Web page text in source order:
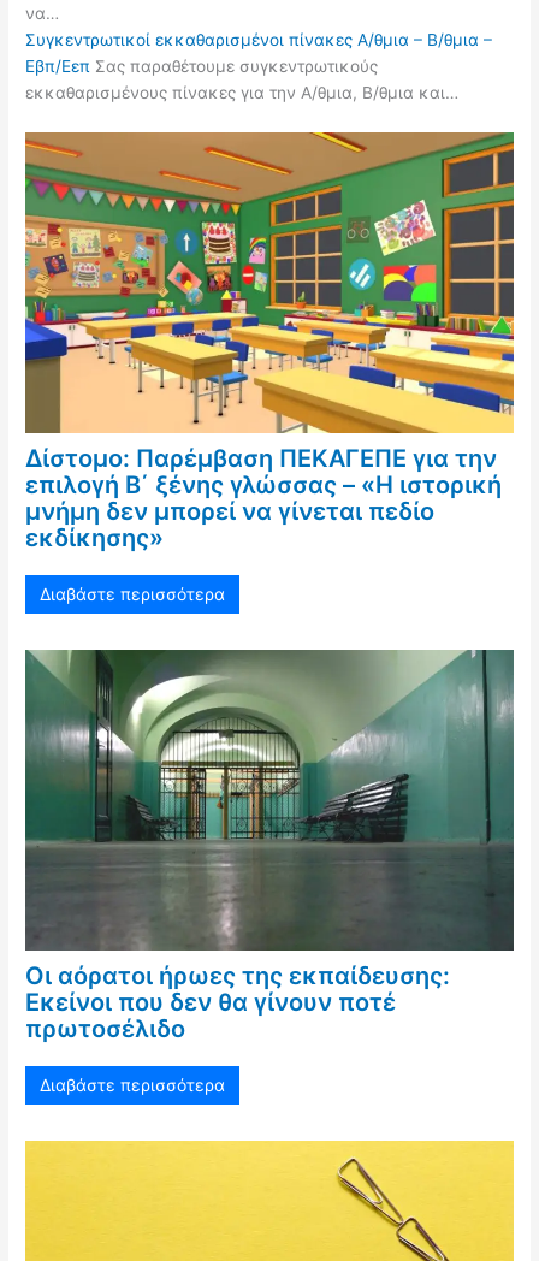
να…
Συγκεντρωτικοί εκκαθαρισμένοι πίνακες Α/θμια – Β/θμια –
Εβπ/Εεπ Σας παραθέτουμε συγκεντρωτικούς
εκκαθαρισμένους πίνακες για την Α/θμια, Β/θμια και…
Δίστομο: Παρέμβαση ΠΕΚΑΓΕΠΕ για την
επιλογή Β΄ ξένης γλώσσας – «Η ιστορική
μνήμη δεν μπορεί να γίνεται πεδίο
εκδίκησης»
Διαβάστε περισσότερα
Οι αόρατοι ήρωες της εκπαίδευσης:
Εκείνοι που δεν θα γίνουν ποτέ
πρωτοσέλιδο
Διαβάστε περισσότερα